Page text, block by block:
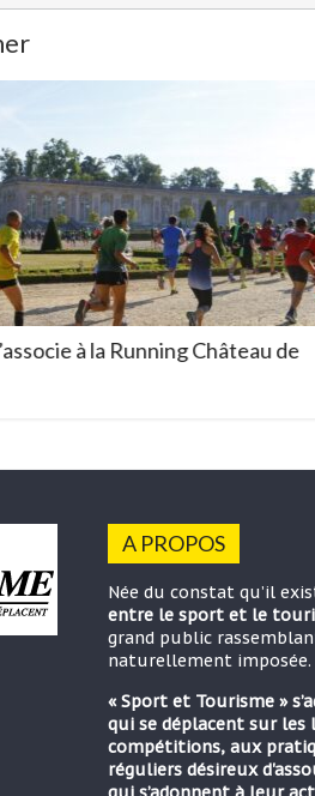
Château de
Pour le
A PROPOS
Née du constat qu’il
entre le sport et le
grand public
naturellement imposée.
« Sport et Tourisme »
qui se déplacent sur
compétitions, aux
réguliers désireux